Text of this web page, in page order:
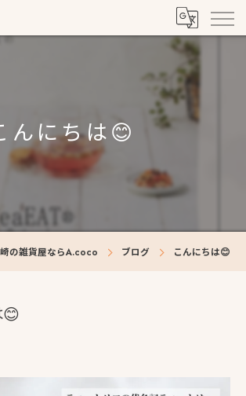
んにちは😊
の雑貨屋ならA.coco ブログ こんにちは😊